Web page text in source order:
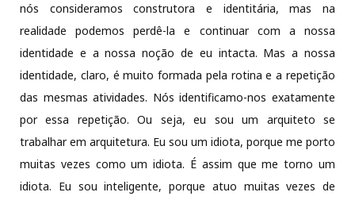
nós consideramos construtora e identitária, mas na
realidade podemos perdê-la e continuar com a nossa
identidade e a nossa noção de eu intacta. Mas a nossa
identidade, claro, é muito formada pela rotina e a repetição
das mesmas atividades. Nós identificamo-nos exatamente
por essa repetição. Ou seja, eu sou um arquiteto se
trabalhar em arquitetura. Eu sou um idiota, porque me porto
muitas vezes como um idiota. É assim que me torno um
idiota. Eu sou inteligente, porque atuo muitas vezes de